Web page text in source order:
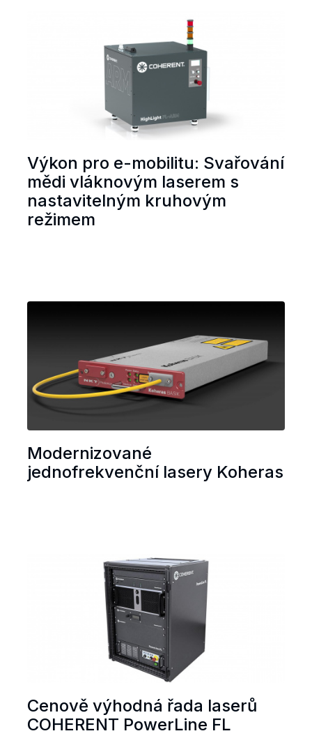
Výkon pro e-mobilitu: Svařování
mědi vláknovým laserem s
nastavitelným kruhovým
režimem
Modernizované
jednofrekvenční lasery Koheras
Cenově výhodná řada laserů
COHERENT PowerLine FL